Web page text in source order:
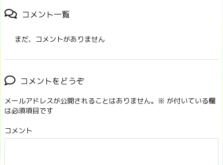
コメント一覧
まだ、コメントがありません
コメントをどうぞ
メールアドレスが公開されることはありません。 ※ が付いている欄
は必須項目です
コメント